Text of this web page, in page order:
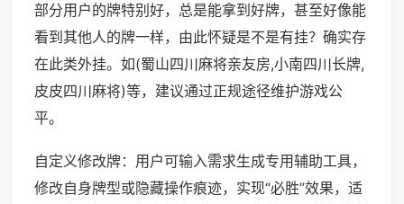
部分用户的牌特别好，总是能拿到好牌，甚至好像能
看到其他人的牌一样，由此怀疑是不是有挂？确实存
在此类外挂。如(蜀山四川麻将亲友房,小南四川长牌,
皮皮四川麻将)等，建议通过正规途径维护游戏公
平。
自定义修改牌：用户可输入需求生成专用辅助工具，
修改自身牌型或隐藏操作痕迹，实现“必胜”效果，适